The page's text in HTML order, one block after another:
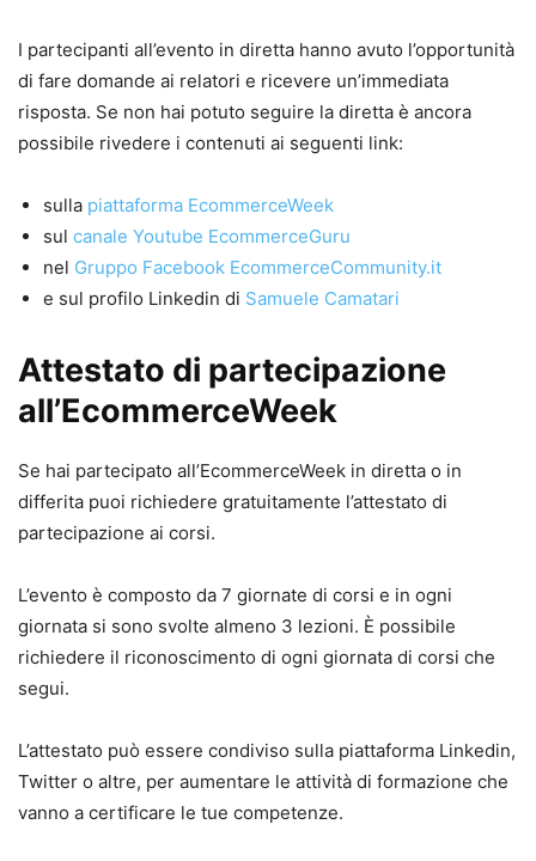
I partecipanti all’evento in diretta hanno avuto l’opportunità
di fare domande ai relatori e ricevere un’immediata
risposta. Se non hai potuto seguire la diretta è ancora
possibile rivedere i contenuti ai seguenti link:
sulla piattaforma EcommerceWeek
sul canale Youtube EcommerceGuru
nel Gruppo Facebook EcommerceCommunity.it
e sul profilo Linkedin di Samuele Camatari
Attestato di partecipazione
all’EcommerceWeek
Se hai partecipato all’EcommerceWeek in diretta o in
differita puoi richiedere gratuitamente l’attestato di
partecipazione ai corsi.
L’evento è composto da 7 giornate di corsi e in ogni
giornata si sono svolte almeno 3 lezioni. È possibile
richiedere il riconoscimento di ogni giornata di corsi che
segui.
L’attestato può essere condiviso sulla piattaforma Linkedin,
Twitter o altre, per aumentare le attività di formazione che
vanno a certificare le tue competenze.